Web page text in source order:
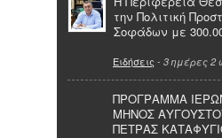
την Πολιτική
Σοφάδων με
Ειδήσεις - 3 ημέρες 2
ΠΡΟΓΡΑΜΜΑ
ΜΗΝΟΣ
ΠΕΤΡΑΣ